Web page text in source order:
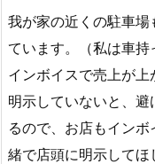
我が家の近くの駐車
ています。（私は車持
インボイスで売上が
明示していないと、
るので、お店もイン
緒で店頭に明示してほ